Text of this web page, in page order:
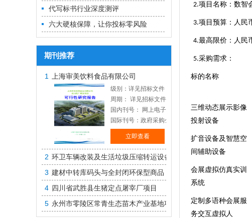
代写标书行业深度测评
六大硬核保障，让你投标零风险
期刊推荐
1 上海审美饮料食品有限公司
级别：详见招标文件
周期： 详见招标文件
国内刊号： 网上电子投标
国际刊号：政府采购公开招标
立即查看
2 环卫车辆改装及生活垃圾压缩转运设备
3 建材中转库码头与全封闭环保型商品
4 四川省武胜县生猪定点屠宰厂项目
5 永州市零陵区常青生态苗木产业基地项目
2.项目名称：数智
3.项目预算：人民
4.最高限价：人民
5.采购需求：
标的名称
三维动态展示影像
投射设备
扩音设备及智慧空
间辅助设备
会展虚拟仿真实训
系统
定制多语种会展服
务交互虚拟人